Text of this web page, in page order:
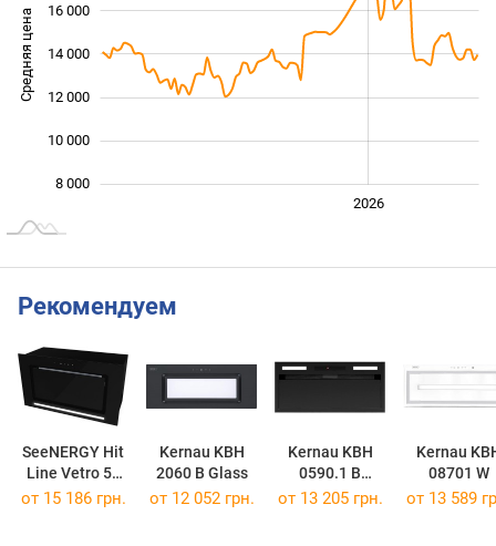
Средняя цена 10 000
8 000
10 000
12 000
14 000
16 000
2026
Рекомендуем
SeeNERGY Hit
Line Vetro 52
BL
Kernau KBH
2060 B Glass
Kernau KBH
0590.1 B
Gesture
Kernau
08701 W
от 15 186 грн. от 12 052 грн. от 13 205 грн. от 13 589